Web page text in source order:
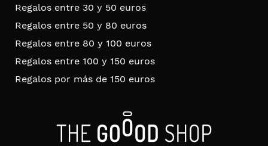
Regalos entre 30 y 50 euros
Regalos entre 50 y 80 euros
Regalos entre 80 y 100 euros
Regalos entre 100 y 150 euros
Regalos por más de 150 euros